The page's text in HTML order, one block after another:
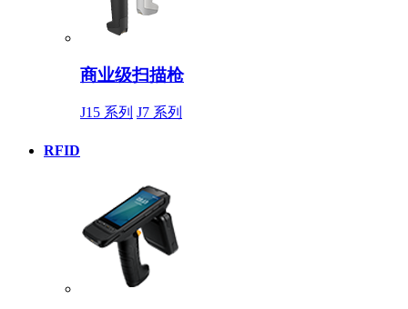
商业级扫描枪
J15 系列 J7 系列
RFID